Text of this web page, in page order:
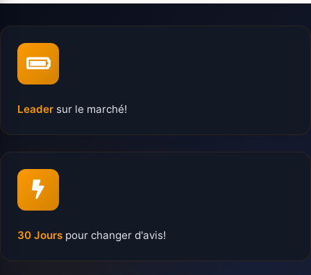
Leader sur le marché!
30 Jours pour changer d'avis!